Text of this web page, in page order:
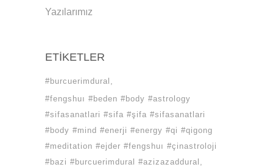
Yazılarımız
ETIKETLER
#burcuerimdural
#fengshuı #beden #body #astrology
#sifasanatlari #sifa #şifa #sifasanatlari
#body #mind #enerji #energy #qi #qigong
#meditation #ejder #fengshuı #çinastroloji
#bazi #burcuerimdural #azizazaddural